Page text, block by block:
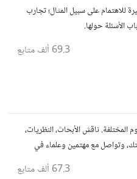
للاهتمام على سبيل المثال؛ تجارب
الأسئلة حولها.
69.3 ألف متابع
ناقش الأبحاث، النظريات،
وتواصل مع مهتمين وعلماء في
67.3 ألف متابع